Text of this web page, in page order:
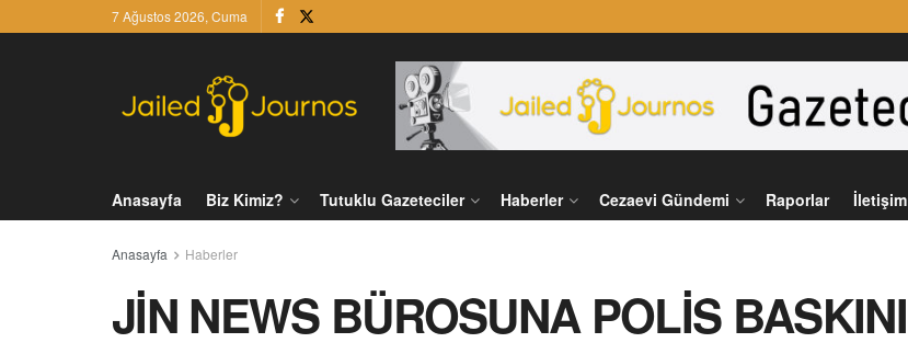
7 Ağustos 2026, Cuma
Anasayfa Biz Kimiz? Tutuklu Gazeteciler Haberler Cezaevi Gündemi Raporlar İletişim
Anasayfa Haberler
JİN NEWS BÜROSUNA POLİS BASKINI